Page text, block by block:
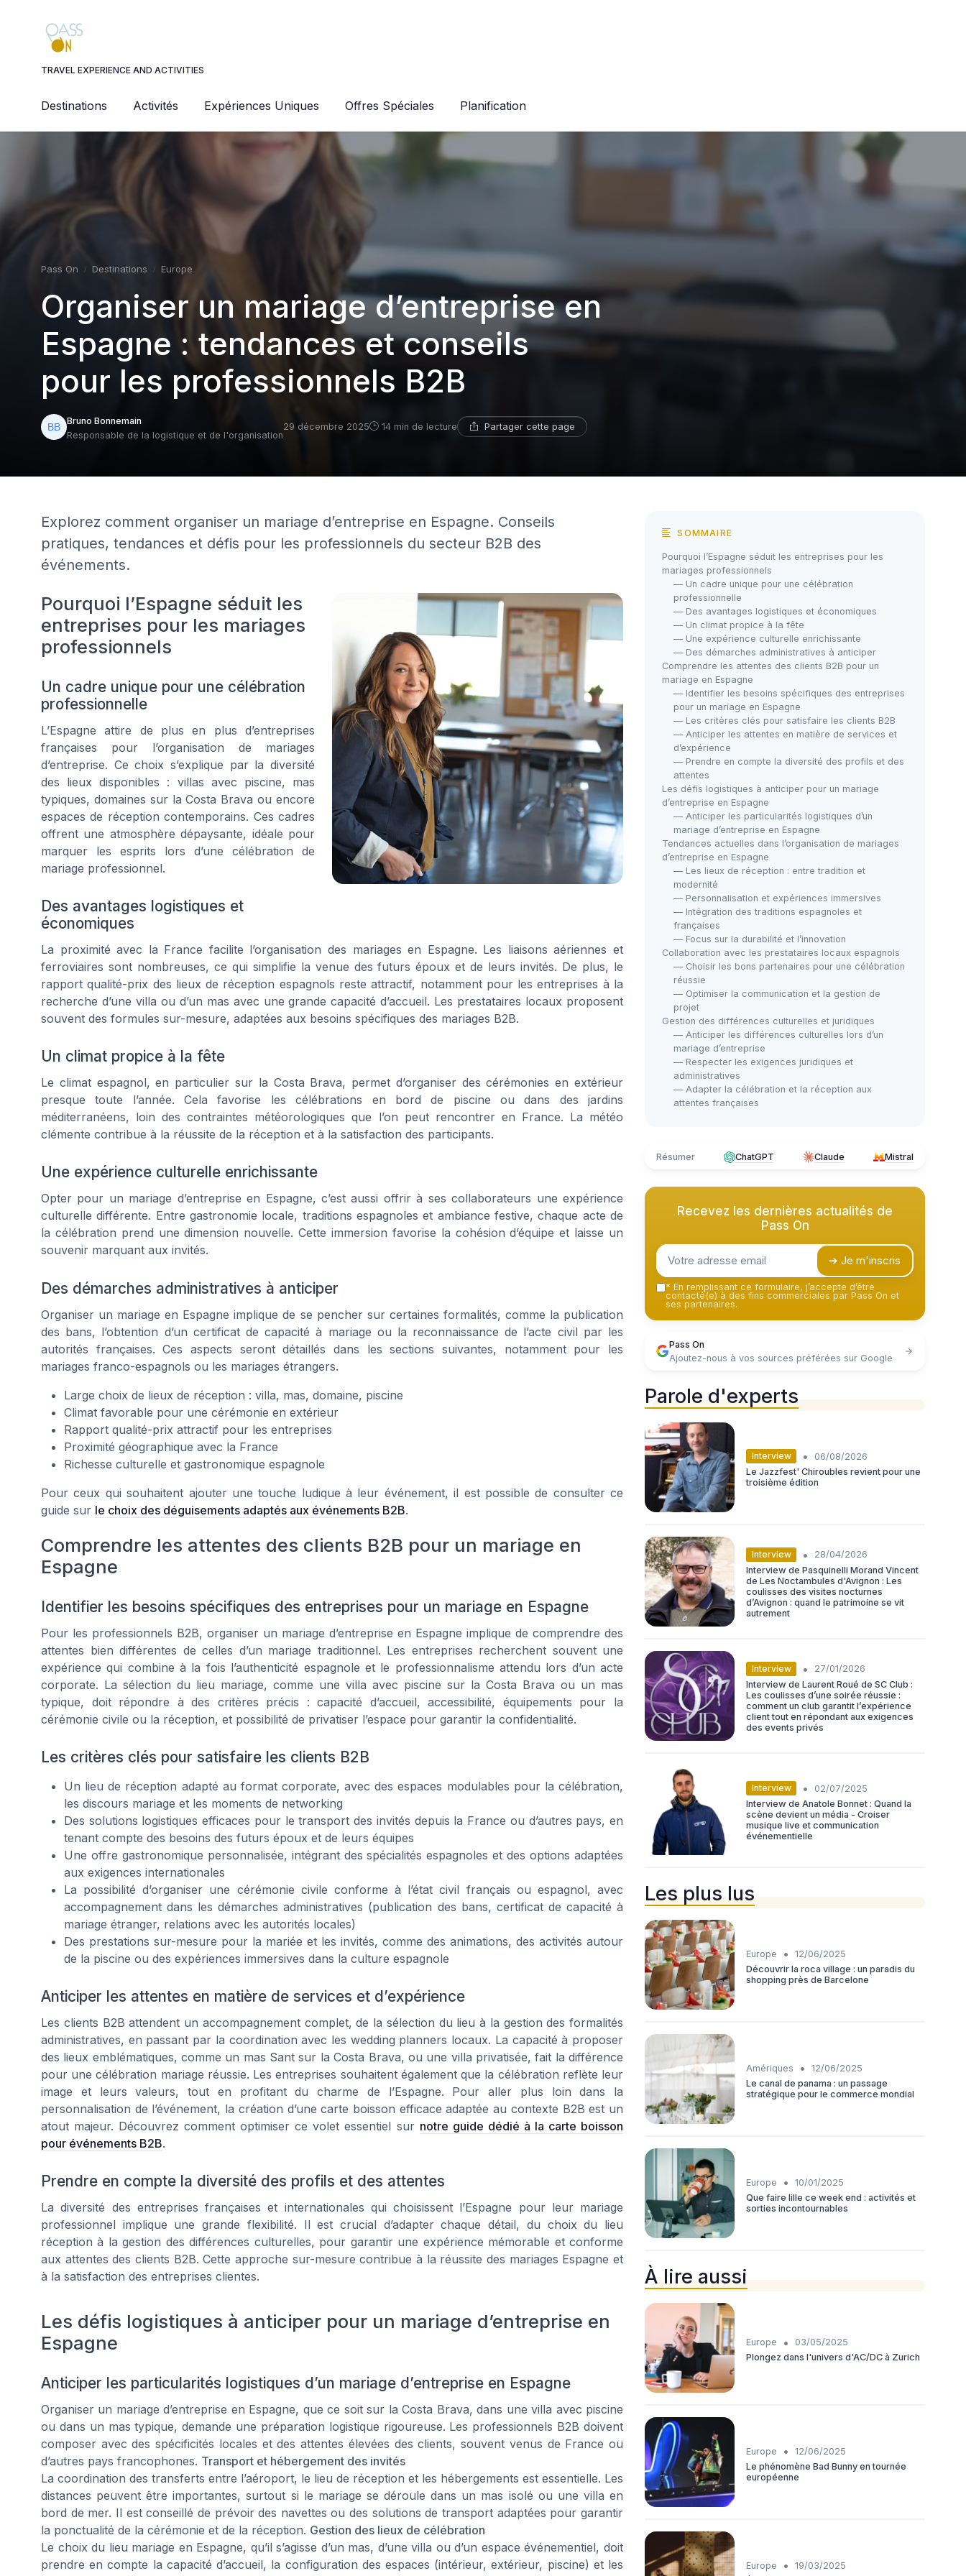
TRAVEL EXPERIENCE AND ACTIVITIES
Destinations Activités Expériences Uniques Offres Spéciales Planification
Pass On Destinations Europe
Organiser un mariage d’entreprise en
Espagne : tendances et conseils
pour les professionnels B2B
Bruno Bonnemain
Responsable de la logistique et de l'organisation
29 décembre 2025 14 min de lecture Partager cette page
Explorez comment organiser un mariage d’entreprise en Espagne. Conseils
pratiques, tendances et défis pour les professionnels du secteur B2B des
événements.
Pourquoi l’Espagne séduit les
entreprises pour les mariages
professionnels
Un cadre unique pour une célébration
professionnelle
L’Espagne attire de plus en plus d’entreprises
françaises pour l’organisation de mariages
d’entreprise. Ce choix s’explique par la diversité
des lieux disponibles : villas avec piscine, mas
typiques, domaines sur la Costa Brava ou encore
espaces de réception contemporains. Ces cadres
offrent une atmosphère dépaysante, idéale pour
marquer les esprits lors d’une célébration de
mariage professionnel.
Des avantages logistiques et
économiques
La proximité avec la France facilite l’organisation des mariages en Espagne. Les liaisons aériennes et
ferroviaires sont nombreuses, ce qui simplifie la venue des futurs époux et de leurs invités. De plus, le
rapport qualité-prix des lieux de réception espagnols reste attractif, notamment pour les entreprises à la
recherche d’une villa ou d’un mas avec une grande capacité d’accueil. Les prestataires locaux proposent
souvent des formules sur-mesure, adaptées aux besoins spécifiques des mariages B2B.
Un climat propice à la fête
Le climat espagnol, en particulier sur la Costa Brava, permet d’organiser des cérémonies en extérieur
presque toute l’année. Cela favorise les célébrations en bord de piscine ou dans des jardins
méditerranéens, loin des contraintes météorologiques que l’on peut rencontrer en France. La météo
clémente contribue à la réussite de la réception et à la satisfaction des participants.
Une expérience culturelle enrichissante
Opter pour un mariage d’entreprise en Espagne, c’est aussi offrir à ses collaborateurs une expérience
culturelle différente. Entre gastronomie locale, traditions espagnoles et ambiance festive, chaque acte de
la célébration prend une dimension nouvelle. Cette immersion favorise la cohésion d’équipe et laisse un
souvenir marquant aux invités.
Des démarches administratives à anticiper
Organiser un mariage en Espagne implique de se pencher sur certaines formalités, comme la publication
des bans, l’obtention d’un certificat de capacité à mariage ou la reconnaissance de l’acte civil par les
autorités françaises. Ces aspects seront détaillés dans les sections suivantes, notamment pour les
mariages franco-espagnols ou les mariages étrangers.
Large choix de lieux de réception : villa, mas, domaine, piscine
Climat favorable pour une cérémonie en extérieur
Rapport qualité-prix attractif pour les entreprises
Proximité géographique avec la France
Richesse culturelle et gastronomique espagnole
Pour ceux qui souhaitent ajouter une touche ludique à leur événement, il est possible de consulter ce
guide sur le choix des déguisements adaptés aux événements B2B.
Comprendre les attentes des clients B2B pour un mariage en
Espagne
Identifier les besoins spécifiques des entreprises pour un mariage en Espagne
Pour les professionnels B2B, organiser un mariage d’entreprise en Espagne implique de comprendre des
attentes bien différentes de celles d’un mariage traditionnel. Les entreprises recherchent souvent une
expérience qui combine à la fois l’authenticité espagnole et le professionnalisme attendu lors d’un acte
corporate. La sélection du lieu mariage, comme une villa avec piscine sur la Costa Brava ou un mas
typique, doit répondre à des critères précis : capacité d’accueil, accessibilité, équipements pour la
cérémonie civile ou la réception, et possibilité de privatiser l’espace pour garantir la confidentialité.
Les critères clés pour satisfaire les clients B2B
Un lieu de réception adapté au format corporate, avec des espaces modulables pour la célébration,
les discours mariage et les moments de networking
Des solutions logistiques efficaces pour le transport des invités depuis la France ou d’autres pays, en
tenant compte des besoins des futurs époux et de leurs équipes
Une offre gastronomique personnalisée, intégrant des spécialités espagnoles et des options adaptées
aux exigences internationales
La possibilité d’organiser une cérémonie civile conforme à l’état civil français ou espagnol, avec
accompagnement dans les démarches administratives (publication des bans, certificat de capacité à
mariage étranger, relations avec les autorités locales)
Des prestations sur-mesure pour la mariée et les invités, comme des animations, des activités autour
de la piscine ou des expériences immersives dans la culture espagnole
Anticiper les attentes en matière de services et d’expérience
Les clients B2B attendent un accompagnement complet, de la sélection du lieu à la gestion des formalités
administratives, en passant par la coordination avec les wedding planners locaux. La capacité à proposer
des lieux emblématiques, comme un mas Sant sur la Costa Brava, ou une villa privatisée, fait la différence
pour une célébration mariage réussie. Les entreprises souhaitent également que la célébration reflète leur
image et leurs valeurs, tout en profitant du charme de l’Espagne. Pour aller plus loin dans la
personnalisation de l’événement, la création d’une carte boisson efficace adaptée au contexte B2B est un
atout majeur. Découvrez comment optimiser ce volet essentiel sur notre guide dédié à la carte boisson
pour événements B2B.
Prendre en compte la diversité des profils et des attentes
La diversité des entreprises françaises et internationales qui choisissent l’Espagne pour leur mariage
professionnel implique une grande flexibilité. Il est crucial d’adapter chaque détail, du choix du lieu
réception à la gestion des différences culturelles, pour garantir une expérience mémorable et conforme
aux attentes des clients B2B. Cette approche sur-mesure contribue à la réussite des mariages Espagne et
à la satisfaction des entreprises clientes.
Les défis logistiques à anticiper pour un mariage d’entreprise en
Espagne
Anticiper les particularités logistiques d’un mariage d’entreprise en Espagne
Organiser un mariage d’entreprise en Espagne, que ce soit sur la Costa Brava, dans une villa avec piscine
ou dans un mas typique, demande une préparation logistique rigoureuse. Les professionnels B2B doivent
composer avec des spécificités locales et des attentes élevées des clients, souvent venus de France ou
d’autres pays francophones. Transport et hébergement des invités
La coordination des transferts entre l’aéroport, le lieu de réception et les hébergements est essentielle. Les
distances peuvent être importantes, surtout si le mariage se déroule dans un mas isolé ou une villa en
bord de mer. Il est conseillé de prévoir des navettes ou des solutions de transport adaptées pour garantir
la ponctualité de la cérémonie et de la réception. Gestion des lieux de célébration
Le choix du lieu mariage en Espagne, qu’il s’agisse d’un mas, d’une villa ou d’un espace événementiel, doit
prendre en compte la capacité d’accueil, la configuration des espaces (intérieur, extérieur, piscine) et les
SOMMAIRE
Pourquoi l’Espagne séduit les entreprises pour les
mariages professionnels
— Un cadre unique pour une célébration
professionnelle
— Des avantages logistiques et économiques
— Un climat propice à la fête
— Une expérience culturelle enrichissante
— Des démarches administratives à anticiper
Comprendre les attentes des clients B2B pour un
mariage en Espagne
— Identifier les besoins spécifiques des entreprises
pour un mariage en Espagne
— Les critères clés pour satisfaire les clients B2B
— Anticiper les attentes en matière de services et
d’expérience
— Prendre en compte la diversité des profils et des
attentes
Les défis logistiques à anticiper pour un mariage
d’entreprise en Espagne
— Anticiper les particularités logistiques d’un
mariage d’entreprise en Espagne
Tendances actuelles dans l’organisation de mariages
d’entreprise en Espagne
— Les lieux de réception : entre tradition et
modernité
— Personnalisation et expériences immersives
— Intégration des traditions espagnoles et
françaises
— Focus sur la durabilité et l’innovation
Collaboration avec les prestataires locaux espagnols
— Choisir les bons partenaires pour une célébration
réussie
— Optimiser la communication et la gestion de
projet
Gestion des différences culturelles et juridiques
— Anticiper les différences culturelles lors d’un
mariage d’entreprise
— Respecter les exigences juridiques et
administratives
— Adapter la célébration et la réception aux
attentes françaises
Résumer ChatGPT Claude Mistral
Recevez les dernières actualités de
Pass On
➔ Je m'inscris
* En remplissant ce formulaire, j’accepte d’être
contacté(e) à des fins commerciales par Pass On et
ses partenaires.
Pass On
Ajoutez-nous à vos sources préférées sur Google
Parole d'experts
Interview •
06/08/2026
Le Jazzfest' Chiroubles revient pour une
troisième édition
Interview •
28/04/2026
Interview de Pasquinelli Morand Vincent
de Les Noctambules d'Avignon : Les
coulisses des visites nocturnes
d’Avignon : quand le patrimoine se vit
autrement
Interview •
27/01/2026
Interview de Laurent Roué de SC Club :
Les coulisses d’une soirée réussie :
comment un club garantit l’expérience
client tout en répondant aux exigences
des events privés
Interview •
02/07/2025
Interview de Anatole Bonnet : Quand la
scène devient un média - Croiser
musique live et communication
événementielle
Les plus lus
Europe •
12/06/2025
Découvrir la roca village : un paradis du
shopping près de Barcelone
Amériques •
12/06/2025
Le canal de panama : un passage
stratégique pour le commerce mondial
Europe •
10/01/2025
Que faire lille ce week end : activités et
sorties incontournables
À lire aussi
Europe •
03/05/2025
Plongez dans l'univers d'AC/DC à Zurich
Europe •
12/06/2025
Le phénomène Bad Bunny en tournée
européenne
Europe •
19/03/2025